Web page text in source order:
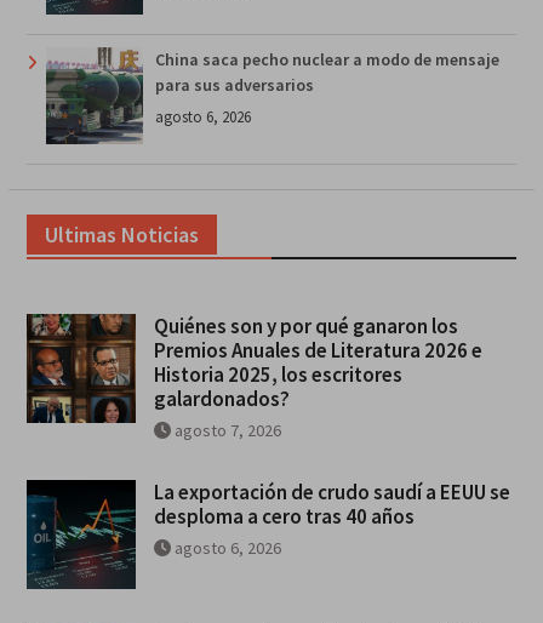
China saca pecho nuclear a modo de mensaje
para sus adversarios
agosto 6, 2026
Ultimas Noticias
Quiénes son y por qué ganaron los
Premios Anuales de Literatura 2026 e
Historia 2025, los escritores
galardonados?
agosto 7, 2026
La exportación de crudo saudí a EEUU se
desploma a cero tras 40 años
agosto 6, 2026